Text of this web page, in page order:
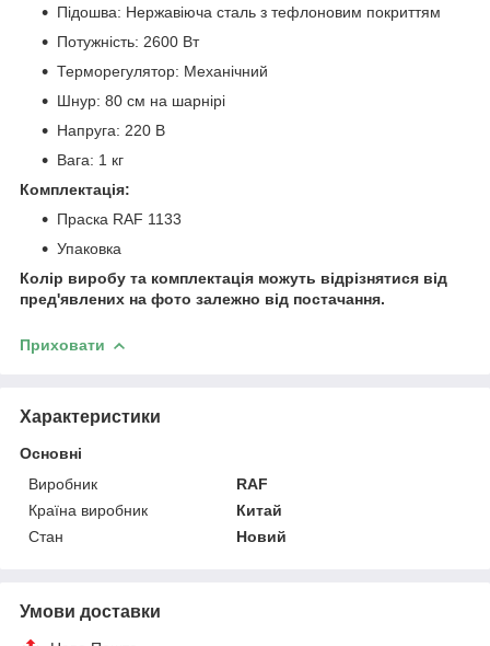
Підошва: Нержавіюча сталь з тефлоновим покриттям
Потужність: 2600 Вт
Терморегулятор: Механічний
Шнур: 80 см на шарнірі
Напруга: 220 В
Вага: 1 кг
Комплектація:
Праска RAF 1133
Упаковка
Колір виробу та комплектація можуть відрізнятися від
пред'явлених на фото залежно від постачання.
Приховати
Характеристики
Основні
Виробник
RAF
Країна виробник
Китай
Стан
Новий
Умови доставки